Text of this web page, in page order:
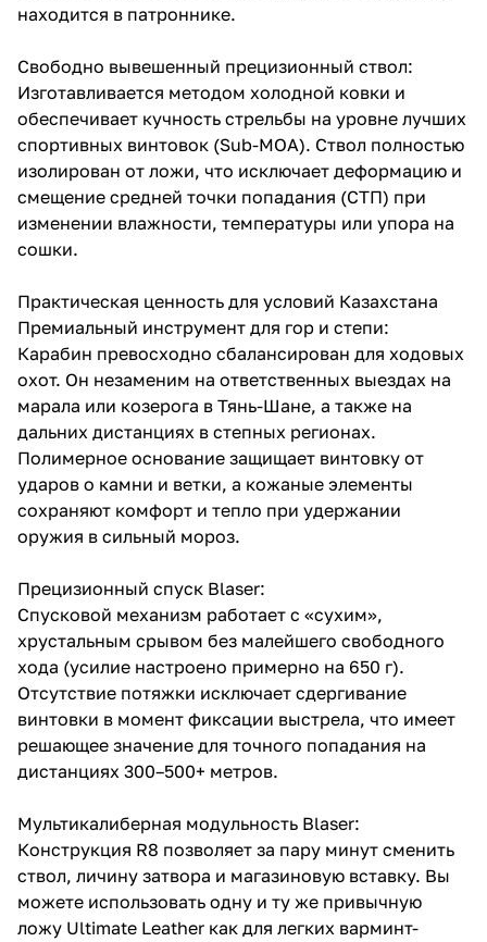
находится в патроннике.
Свободно вывешенный прецизионный ствол:
Изготавливается методом холодной ковки и
обеспечивает кучность стрельбы на уровне лучших
спортивных винтовок (Sub-MOA). Ствол полностью
изолирован от ложи, что исключает деформацию и
смещение средней точки попадания (СТП) при
изменении влажности, температуры или упора на
сошки.
Практическая ценность для условий Казахстана
Премиальный инструмент для гор и степи:
Карабин превосходно сбалансирован для ходовых
охот. Он незаменим на ответственных выездах на
марала или козерога в Тянь-Шане, а также на
дальних дистанциях в степных регионах.
Полимерное основание защищает винтовку от
ударов о камни и ветки, а кожаные элементы
сохраняют комфорт и тепло при удержании
оружия в сильный мороз.
Прецизионный спуск Blaser:
Спусковой механизм работает с «сухим»,
хрустальным срывом без малейшего свободного
хода (усилие настроено примерно на 650 г).
Отсутствие потяжки исключает сдергивание
винтовки в момент фиксации выстрела, что имеет
решающее значение для точного попадания на
дистанциях 300–500+ метров.
Мультикалиберная модульность Blaser:
Конструкция R8 позволяет за пару минут сменить
ствол, личину затвора и магазиновую вставку. Вы
можете использовать одну и ту же привычную
ложу Ultimate Leather как для легких варминт-